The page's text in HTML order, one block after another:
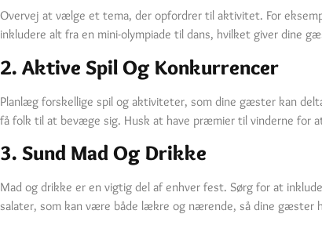
Overvej at vælge et tema, der opfordrer til aktivitet. For
inkludere alt fra en mini-olympiade til dans, hvilket giver dine
2. Aktive Spil Og Konkurrencer
Planlæg forskellige spil og aktiviteter, som dine gæster kan
få folk til at bevæge sig. Husk at have præmier til vinderne for
3. Sund Mad Og Drikke
Mad og drikke er en vigtig del af enhver fest. Sørg for at
salater, som kan være både lækre og nærende, så dine gæster